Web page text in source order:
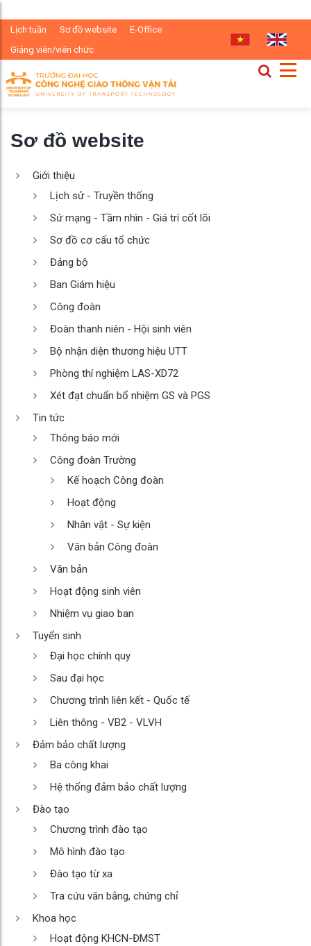
Lịch tuần Sơ đồ website
E-Office
Giảng viên/viên chức
Sơ đồ website
Giới thiệu
Lịch sử - Truyền thống
Sứ mạng - Tầm nhìn - Giá trí cốt lõi
Sơ đồ cơ cấu tổ chức
Đảng bộ
Ban Giám hiệu
Công đoàn
Đoàn thanh niên - Hội sinh viên
Bộ nhận diện thương hiệu UTT
Phòng thí nghiệm LAS-XD72
Xét đạt chuẩn bổ nhiệm GS và PGS
Tin tức
Thông báo mới
Công đoàn Trường
Kế hoạch Công đoàn
Hoạt động
Nhân vật - Sự kiện
Văn bản Công đoàn
Văn bản
Hoạt động sinh viên
Nhiệm vụ giao ban
Tuyển sinh
Đại học chính quy
Sau đại học
Chương trình liên kết - Quốc tế
Liên thông - VB2 - VLVH
Đảm bảo chất lượng
Ba công khai
Hệ thống đảm bảo chất lượng
Đào tạo
Chương trình đào tạo
Mô hình đào tạo
Đào tạo từ xa
Tra cứu văn bằng, chứng chỉ
Khoa học
Hoạt động KHCN-ĐMST